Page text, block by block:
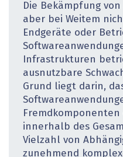
Die Bekämpfung
aber bei Weitem
Endgeräte oder
Infrastrukturen
ausnutzbare
Grund liegt darin,
innerhalb des
Vielzahl von
zunehmend